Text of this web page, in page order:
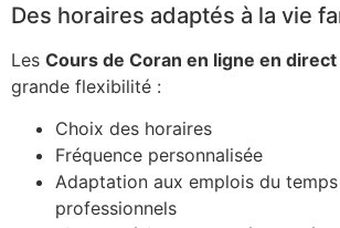
Des horaires adaptés à la vie
Les Cours de Coran en ligne en direct
grande flexibilité :
Choix des horaires
Fréquence personnalisée
Adaptation aux emplois du
professionnels